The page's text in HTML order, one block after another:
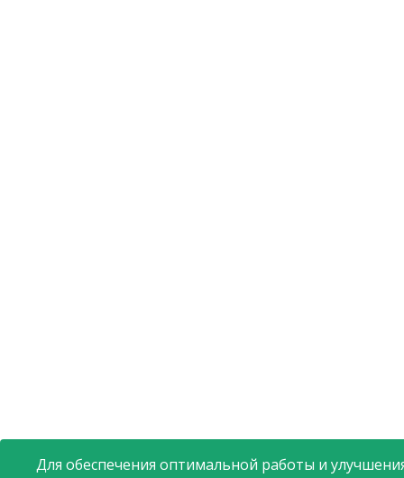
Для обеспечения оптимальной работы и